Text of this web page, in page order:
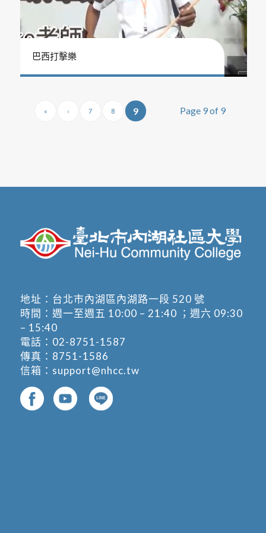
巴西打擊樂
Page 9 of 9
« ‹ 7 8 9
地址： 台北市內湖區內湖路一段 520 號
時間：週一至週五 10:00 – 21:40 ；週六 09:30
– 15:40
電話： 02-8751-1587
傳真：8751-1586
信箱： support@nhcc.tw